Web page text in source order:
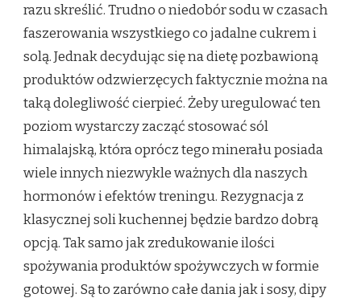
razu skreślić. Trudno o niedobór sodu w czasach
faszerowania wszystkiego co jadalne cukrem i
solą. Jednak decydując się na dietę pozbawioną
produktów odzwierzęcych faktycznie można na
taką dolegliwość cierpieć. Żeby uregulować ten
poziom wystarczy zacząć stosować sól
himalajską, która oprócz tego minerału posiada
wiele innych niezwykle ważnych dla naszych
hormonów i efektów treningu. Rezygnacja z
klasycznej soli kuchennej będzie bardzo dobrą
opcją. Tak samo jak zredukowanie ilości
spożywania produktów spożywczych w formie
gotowej. Są to zarówno całe dania jak i sosy, dipy